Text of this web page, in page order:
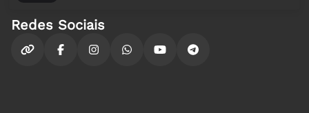
Redes Sociais